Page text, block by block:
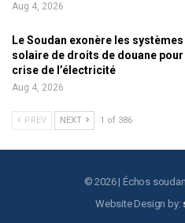
Aug 4, 2026
Le Soudan exonère les systèmes
solaire de droits de douane
crise de l’électricité
Aug 4, 2026
PREV NEXT 1 of 386
© 2026 | Échos
Website Design by: